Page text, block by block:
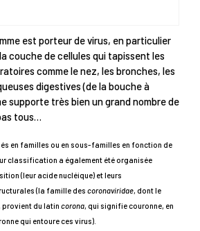
est porteur de virus, en particulier
couche de cellules qui tapissent les
comme le nez, les bronches, les
digestives (de la bouche à
supporte très bien un grand nombre de
tous…
en familles ou en sous-familles en fonction de
classification a également été organisée
(leur acide nucléique) et leurs
(la famille des coronaviridae, dont le
provient du latin corona, qui signifie couronne, en
qui entoure ces virus).